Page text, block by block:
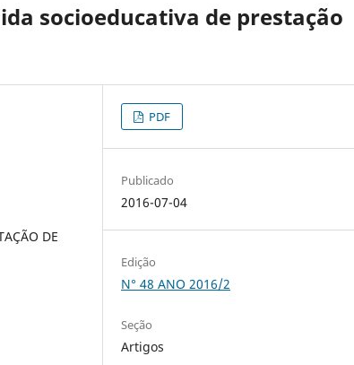
socioeducativa de prestação
DE
PDF
Publicado
2016-07-04
Edição
N° 48 ANO 2016/2
Seção
Artigos